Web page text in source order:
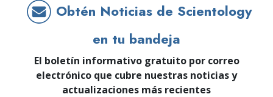
Obtén Noticias de Scientology
en tu bandeja
El boletín informativo gratuito por correo
electrónico que cubre nuestras noticias y
actualizaciones más recientes